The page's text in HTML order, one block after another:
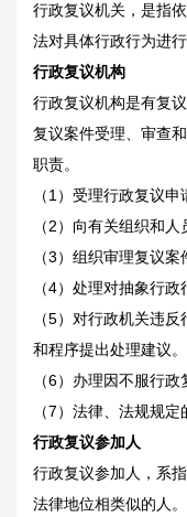
行政复议机关，是指
法对具体行政行为进
行政复议机构
行政复议机构是有复
复议案件受理、审查
职责。
（1）受理行政复议申
（2）向有关组织和
（3）组织审理复议案
（4）处理对抽象行政
（5）对行政机关违
和程序提出处理建议。
（6）办理因不服行
（7）法律、法规规定
行政复议参加人
行政复议参加人，系
法律地位相类似的人。